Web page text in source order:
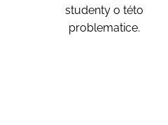
studenty o této
problematice.